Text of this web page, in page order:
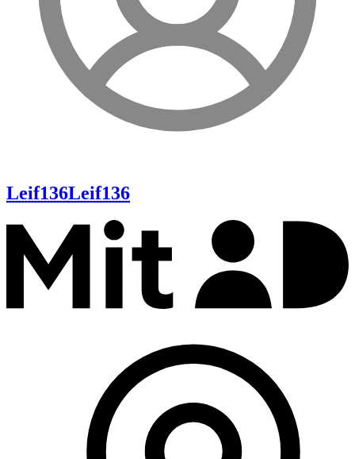
Leif136Leif136